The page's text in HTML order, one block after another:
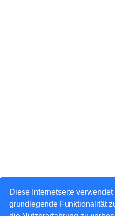
Diese Internetseite
grundlegende Funktionalität